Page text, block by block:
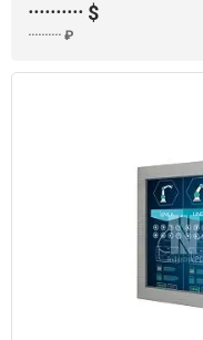
·········· $
·········· ₽